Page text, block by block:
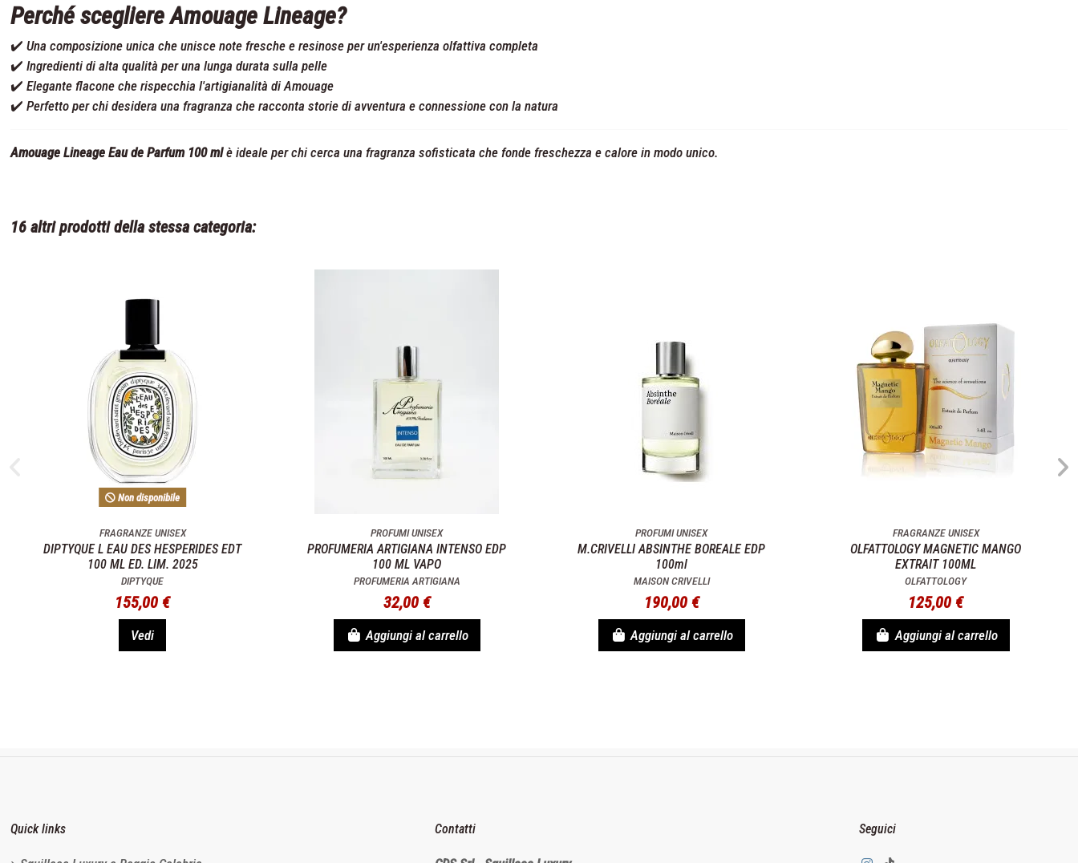
Perché scegliere Amouage Lineage?
✔️ Una composizione unica che unisce note fresche e resinose per un'esperienza olfattiva completa
✔️ Ingredienti di alta qualità per una lunga durata sulla pelle
✔️ Elegante flacone che rispecchia l'artigianalità di Amouage
✔️ Perfetto per chi desidera una fragranza che racconta storie di avventura e connessione con la natura
Amouage Lineage Eau de Parfum 100 mlè ideale per chi cerca una fragranza sofisticata che fonde freschezza e calore in modo unico.
16 altri prodotti della stessa categoria:
Non disponibile
FRAGRANZE UNISEX
DIPTYQUE L EAU DES HESPERIDES EDT
100 ML ED. LIM. 2025
DIPTYQUE
155,00 €
Vedi
PROFUMI UNISEX
PROFUMERIA ARTIGIANA INTENSO EDP
100 ML VAPO
PROFUMERIA ARTIGIANA
32,00 €
Aggiungi al carrello
PROFUMI UNISEX
M.CRIVELLI ABSINTHE BOREALE EDP
100ml
MAISON CRIVELLI
190,00 €
Aggiungi al carrello
FRAGRANZE UNISEX
OLFATTOLOGY MAGNETIC MANGO
EXTRAIT 100ML
OLFATTOLOGY
125,00 €
Aggiungi al carrello
Quick links Contatti Seguici